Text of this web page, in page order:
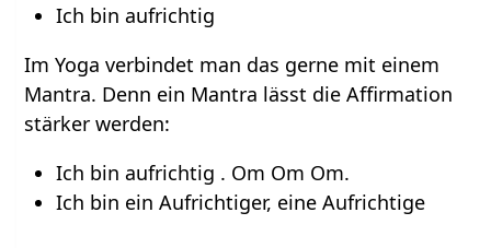
Ich bin aufrichtig
Im Yoga verbindet man das gerne mit einem
Mantra. Denn ein Mantra lässt die Affirmation
stärker werden:
Ich bin aufrichtig . Om Om Om.
Ich bin ein Aufrichtiger, eine Aufrichtige